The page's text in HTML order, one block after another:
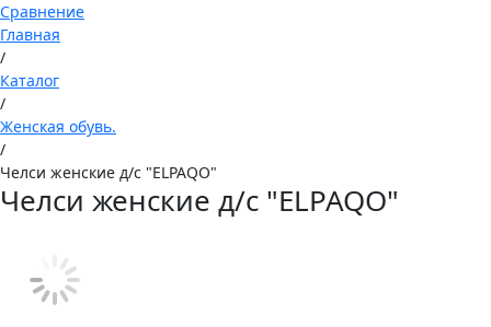
Сравнение
Главная
/
Каталог
/
Женская обувь.
/
Челси женские д/с "ELPAQO"
Челси женские д/с "ELPAQO"